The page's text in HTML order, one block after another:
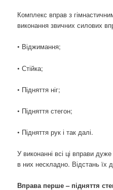
Комплекс вправ з
виконання звичних силових
• Віджимання;
• Стійка;
• Підняття ніг;
• Підняття стегон;
• Підняття рук і так далі.
У виконанні всі ці вправи
в них нескладно. Відстань їх
Вправа перше – підняття